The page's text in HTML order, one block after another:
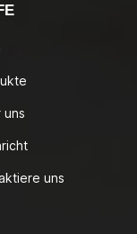
uns
uns